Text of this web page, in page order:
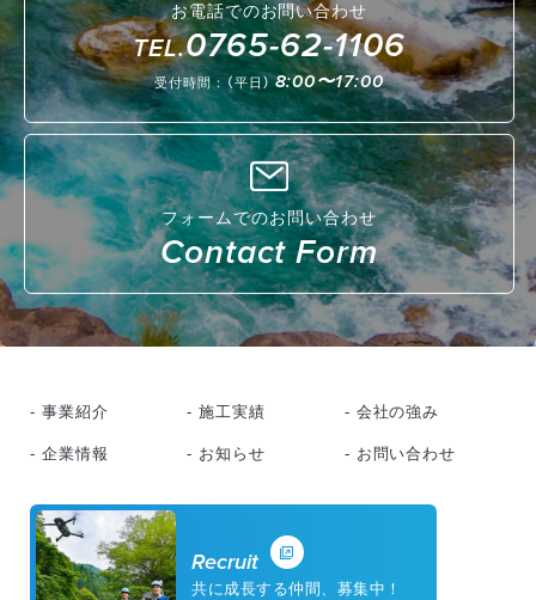
お電話でのお問い合わせ
TEL.0765-62-1106
受付時間：（平日） 8:00〜17:00
フォームでのお問い合わせ
Contact Form
- 事業紹介 - 施工実績 - 会社の強み
- 企業情報 - お知らせ - お問い合わせ
Recruit
共に成長する仲間、募集中！